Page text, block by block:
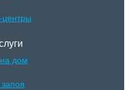
дом